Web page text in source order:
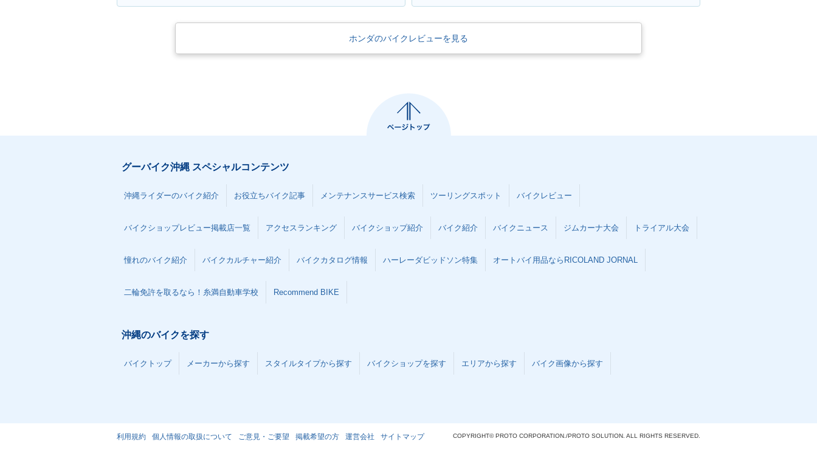
ホンダのバイクレビューを見る
グーバイク沖縄 スペシャルコンテンツ
沖縄ライダーのバイク紹介 お役立ちバイク記事 メンテナンスサービス検索 ツーリングスポット バイクレビュー
バイクショップレビュー掲載店一覧 アクセスランキング バイクショップ紹介 バイク紹介 バイクニュース ジムカーナ大会 トライアル大会
憧れのバイク紹介 バイクカルチャー紹介 バイクカタログ情報 ハーレーダビッドソン特集 オートバイ用品ならRICOLAND JORNAL
二輪免許を取るなら！糸満自動車学校 Recommend BIKE
沖縄のバイクを探す
バイクトップ メーカーから探す スタイルタイプから探す バイクショップを探す エリアから探す バイク画像から探す
利用規約 個人情報の取扱について ご意見・ご要望 掲載希望の方 運営会社 サイトマップ COPYRIGHT© PROTO CORPORATION./PROTO SOLUTION. ALL RIGHTS RESERVED.